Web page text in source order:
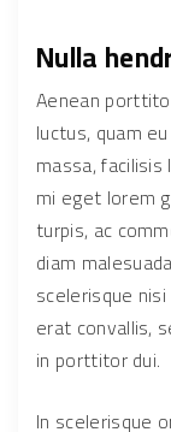
Nulla
Aenean
luctus, quam
massa,
mi eget lorem
turpis, ac
diam
scelerisque
erat convallis,
in porttitor dui.
In scelerisque